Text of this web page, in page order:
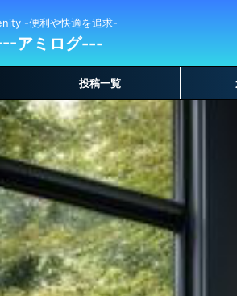
-便利や快適を追求-
アミログ---
投稿一覧